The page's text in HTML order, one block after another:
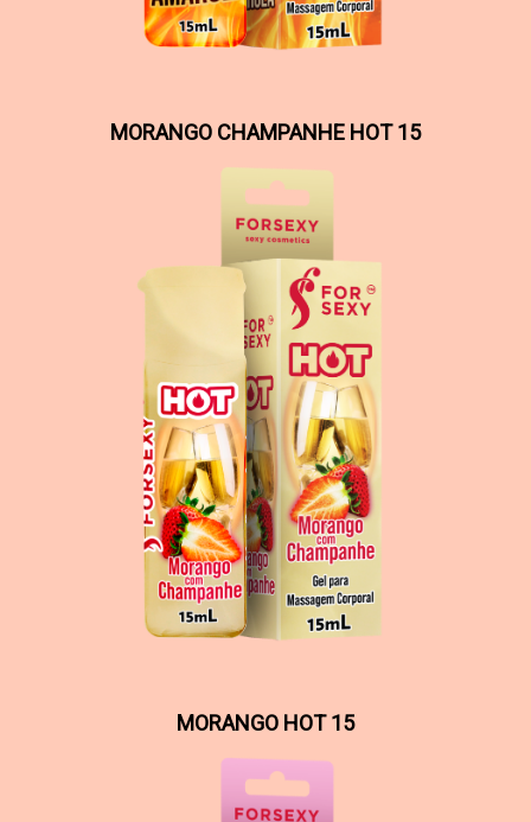
MORANGO CHAMPANHE HOT 15
MORANGO HOT 15